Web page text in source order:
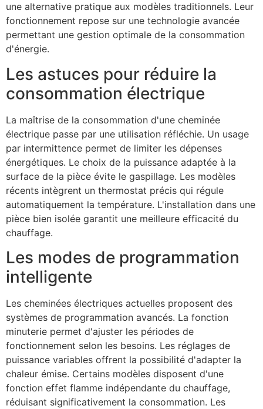
une alternative pratique aux modèles traditionnels. Leur
fonctionnement repose sur une technologie avancée
permettant une gestion optimale de la consommation
d'énergie.
Les astuces pour réduire la
consommation électrique
La maîtrise de la consommation d'une cheminée
électrique passe par une utilisation réfléchie. Un usage
par intermittence permet de limiter les dépenses
énergétiques. Le choix de la puissance adaptée à la
surface de la pièce évite le gaspillage. Les modèles
récents intègrent un thermostat précis qui régule
automatiquement la température. L'installation dans une
pièce bien isolée garantit une meilleure efficacité du
chauffage.
Les modes de programmation
intelligente
Les cheminées électriques actuelles proposent des
systèmes de programmation avancés. La fonction
minuterie permet d'ajuster les périodes de
fonctionnement selon les besoins. Les réglages de
puissance variables offrent la possibilité d'adapter la
chaleur émise. Certains modèles disposent d'une
fonction effet flamme indépendante du chauffage,
réduisant significativement la consommation. Les